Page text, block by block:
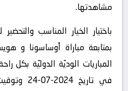
مشاهدتها.
باختيار الخيار المناسب
بمتابعة مباراة أوساسونا و
المباريات الوديّة الدوليّة بكل